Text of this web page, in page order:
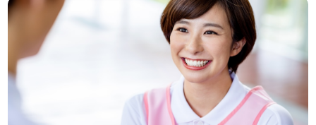
験のある方をお迎えします。入社時は管理職候補として業
務を覚えていただき、就任後は労務管理、マネジメント、
事業所運営（入居見学対応/相談等）、金銭管理、提出書類
作成及びチェック、社内研修や会議等への参加、その他事
業所運営に付随する業務全般をお願いします。『ご利用者
様、ご家族様に喜ばれる施設運営に携わりたい』『現場経
験、管理職経験を活かし、職員様の今をサポートしたい』
『転職で環境を変えて働きたい』等の方も大歓迎です。こ